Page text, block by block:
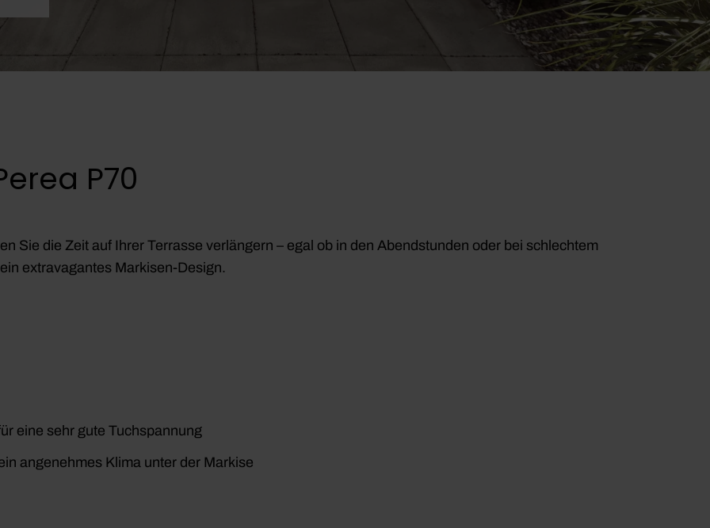
P70
Sie die Zeit auf Ihrer Terrasse verlängern – egal ob in den Abendstunden oder bei schlechtem
extravagantes Markisen-Design.
eine sehr gute Tuchspannung
angenehmes Klima unter der Markise